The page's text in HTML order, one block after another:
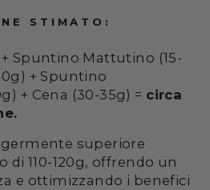
STIMATO:
Spuntino Mattutino (15-
+ Spuntino
+ Cena (30-35g) = circa
superiore
110-120g, offrendo un
e ottimizzando i benefici